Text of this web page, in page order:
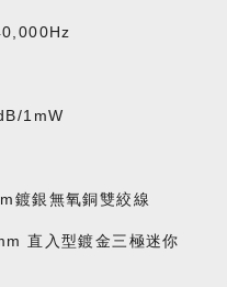
1mW
鍍銀無氧銅雙絞線
直入型鍍金三極迷你